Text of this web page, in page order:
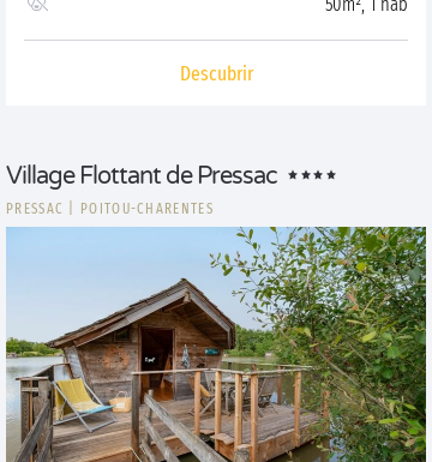
Descubrir
Village Flottant de Pressac
PRESSAC POITOU-CHARENTES